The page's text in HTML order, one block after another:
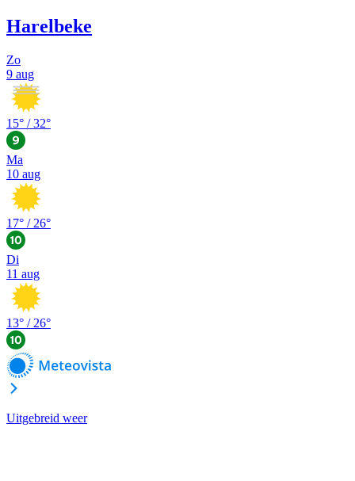
Harelbeke
Zo
9 aug
15° /32°
Ma
10 aug
17° / 26°
Di
11 aug
13° / 26°
Uitgebreid weer